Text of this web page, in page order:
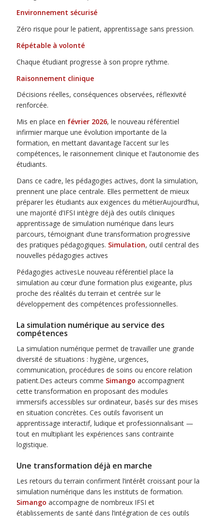
Environnement sécurisé
Zéro risque pour le patient, apprentissage sans pression.
Répétable à volonté
Chaque étudiant progresse à son propre rythme.
Raisonnement clinique
Décisions réelles, conséquences observées, réflexivité
renforcée.
Mis en place en février 2026, le nouveau référentiel
infirmier marque une évolution importante de la
formation, en mettant davantage l’accent sur les
compétences, le raisonnement clinique et l’autonomie des
étudiants.
Dans ce cadre, les pédagogies actives, dont la simulation,
prennent une place centrale. Elles permettent de mieux
préparer les étudiants aux exigences du métierAujourd’hui,
une majorité d’IFSI intègre déjà des outils cliniques
apprentissage de simulation numérique dans leurs
parcours, témoignant d’une transformation progressive
des pratiques pédagogiques. Simulation, outil central des
nouvelles pédagogies actives
Pédagogies activesLe nouveau référentiel place la
simulation au cœur d’une formation plus exigeante, plus
proche des réalités du terrain et centrée sur le
développement des compétences professionnelles.
La simulation numérique au service des
compétences
La simulation numérique permet de travailler une grande
diversité de situations : hygiène, urgences,
communication, procédures de soins ou encore relation
patient.Des acteurs comme Simango accompagnent
cette transformation en proposant des modules
immersifs accessibles sur ordinateur, basés sur des mises
en situation concrètes. Ces outils favorisent un
apprentissage interactif, ludique et professionnalisant —
tout en multipliant les expériences sans contrainte
logistique.
Une transformation déjà en marche
Les retours du terrain confirment l’intérêt croissant pour la
simulation numérique dans les instituts de formation.
Simango accompagne de nombreux IFSI et
établissements de santé dans l’intégration de ces outils